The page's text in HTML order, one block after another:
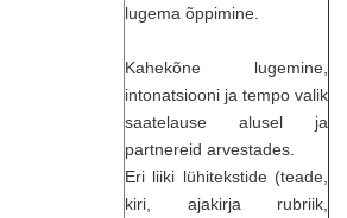
lugema õppimine.
Kahekõne lugemine,
intonatsiooni ja tempo valik
saatelause alusel ja
partnereid arvestades.
Eri liiki lühitekstide (teade,
kiri, ajakirja rubriik,